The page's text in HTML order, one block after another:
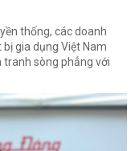
thống, các doanh
gia dụng Việt Nam
tranh sòng phẳng với